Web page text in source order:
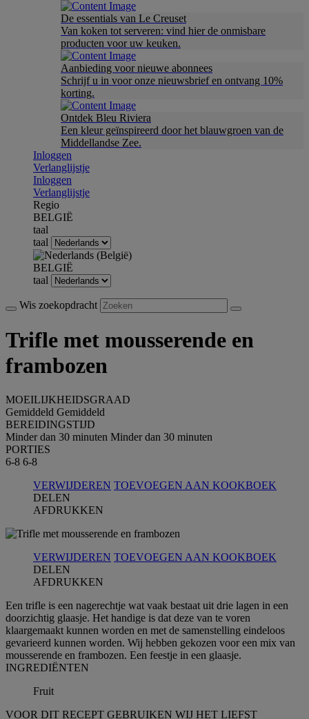
De essentials van Le Creuset
Van koken tot serveren: vind hier de onmisbare
producten voor uw keuken.
Aanbieding voor nieuwe abonnees
Schrijf u in voor onze nieuwsbrief en ontvang 10%
korting.
Ontdek Bleu Riviera
Een kleur geïnspireerd door het blauwgroen van de
Middellandse Zee.
Inloggen
Verlanglijstje
Inloggen
Verlanglijstje
Regio
BELGIË
taal
taal
BELGIË
taal
Wis zoekopdracht
Trifle met mousserende en
frambozen
MOEILIJKHEIDSGRAAD
Gemiddeld Gemiddeld
BEREIDINGSTIJD
Minder dan 30 minuten Minder dan 30 minuten
PORTIES
6-8 6-8
VERWIJDEREN TOEVOEGEN AAN KOOKBOEK
DELEN
AFDRUKKEN
VERWIJDEREN TOEVOEGEN AAN KOOKBOEK
DELEN
AFDRUKKEN
Een trifle is een nagerechtje wat vaak bestaat uit drie lagen in een
doorzichtig glaasje. Het handige is dat deze van te voren
klaargemaakt kunnen worden en met de samenstelling eindeloos
gevarieerd kunnen worden. Wij hebben gekozen voor een mix van
mousserende en frambozen. Een feestje in een glaasje.
INGREDIЁNTEN
Fruit
VOOR DIT RECEPT GEBRUIKEN WIJ HET LIEFST